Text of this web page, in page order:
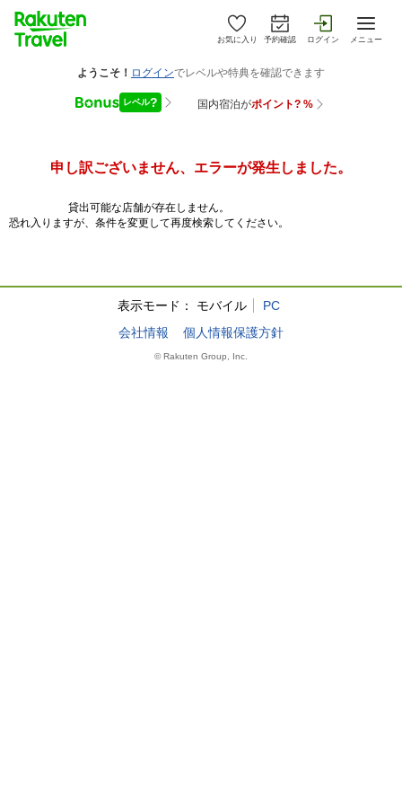
お気に入り 予約確認 ログイン メニュー
申し訳ございません、エラーが発生しました。
貸出可能な店舗が存在しません。
恐れ入りますが、条件を変更して再度検索してください。
表示モード： モバイル
PC
会社情報
個人情報保護方針
© Rakuten Group, Inc.